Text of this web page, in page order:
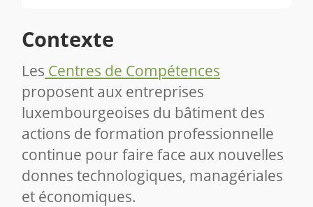
Contexte
Les Centres de Compétences
proposent aux entreprises
luxembourgeoises du bâtiment des
actions de formation professionnelle
continue pour faire face aux nouvelles
donnes technologiques, managériales
et économiques.